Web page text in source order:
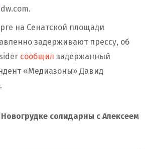
на Сенатской площади
задерживают прессу, об
сообщил задержанный
«Медиазоны» Давид
солидарны с Алексеем